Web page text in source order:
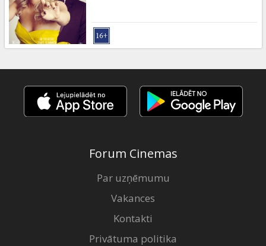
Forum Cinemas
Par uzņēmumu
Vakances
Kontakti
Privātuma politika